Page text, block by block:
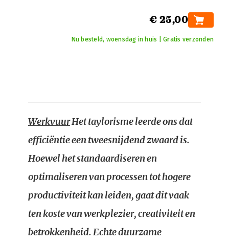
€ 25,00
Nu besteld, woensdag in huis | Gratis verzonden
WerkvuurHet taylorisme leerde ons dat
efficiëntie een tweesnijdend zwaard is.
Hoewel het standaardiseren en
optimaliseren van processen tot hogere
productiviteit kan leiden, gaat dit vaak
ten koste van werkplezier, creativiteit en
betrokkenheid. Echte duurzame